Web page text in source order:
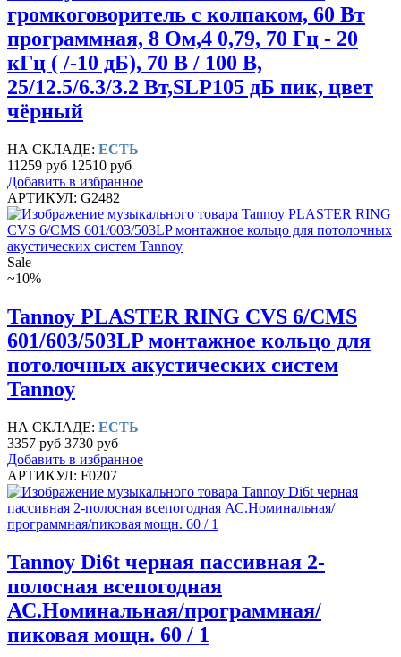
громкоговоритель с колпаком, 60 Вт
программная, 8 Ом,4 0,79, 70 Гц - 20
кГц ( /-10 дБ), 70 В / 100 В,
25/12.5/6.3/3.2 Вт,SLP105 дБ пик, цвет
чёрный
НА СКЛАДЕ: ЕСТЬ
11259 руб 12510 руб
Добавить в избранное
АРТИКУЛ: G2482
Sale
~10%
Tannoy PLASTER RING CVS 6/CMS
601/603/503LP монтажное кольцо для
потолочных акустических систем
Tannoy
НА СКЛАДЕ: ЕСТЬ
3357 руб 3730 руб
Добавить в избранное
АРТИКУЛ: F0207
Tannoy Di6t черная пассивная 2-
полосная всепогодная
АС.Номинальная/программная/
пиковая мощн. 60 / 1